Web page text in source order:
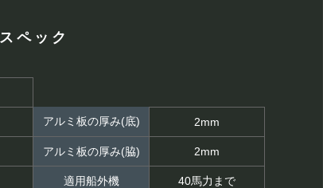
スペック
アルミ板の厚み(底) 2mm
アルミ板の厚み(脇) 2mm
適用船外機 40馬力まで